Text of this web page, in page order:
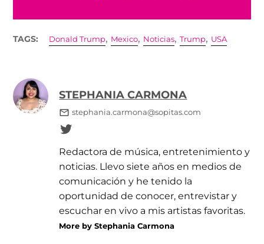
TAGS: Donald Trump, Mexico, Noticias,Trump, USA
STEPHANIA CARMONA
stephania.carmona@sopitas.com
Redactora de música, entretenimiento y
noticias. Llevo siete años en medios de
comunicación y he tenido la
oportunidad de conocer, entrevistar y
escuchar en vivo a mis artistas favoritas.
More by Stephania Carmona